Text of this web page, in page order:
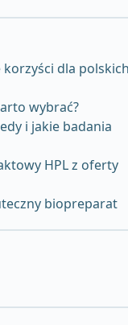
dla
wybrać?
i jakie badania
HPL z oferty
biopreparat